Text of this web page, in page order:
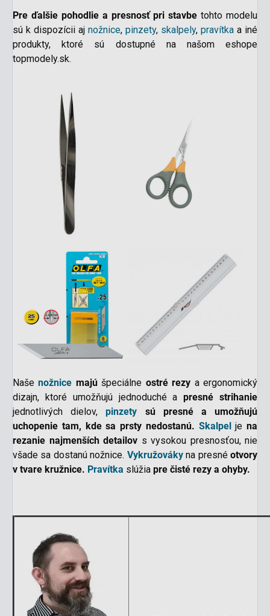
Pre ďalšie pohodlie a presnosť pri stavbe tohto modelu
sú k dispozícii aj nožnice, pinzety, skalpely, pravítka a iné
produkty, ktoré sú dostupné na našom eshope
topmodely.sk.
Našenožnice majúšpeciálne ostré rezy a ergonomický
dizajn, ktoré umožňujú jednoduché a presné strihanie
jednotlivých dielov,pinzety sú presné a umožňujú
uchopenie tam, kde sa prsty nedostanú. Skalpelje na
rezanie najmenších detailov s vysokou presnosťou, nie
všade sa dostanú nožnice. Vykružováky na presnéotvory
v tvare kružnice. Pravítka slúžia pre čisté rezy a ohyby.